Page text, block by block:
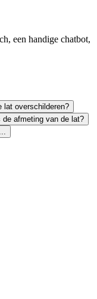
een handige chatbot,
lat overschilderen?
de afmeting van de lat?